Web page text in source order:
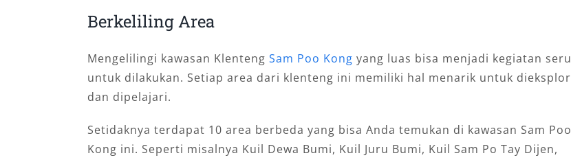
Berkeliling Area
Mengelilingi kawasan Klenteng Sam Poo Kong yang luas bisa menjadi kegiatan seru
untuk dilakukan. Setiap area dari klenteng ini memiliki hal menarik untuk dieksplor
dan dipelajari.
Setidaknya terdapat 10 area berbeda yang bisa Anda temukan di kawasan Sam Poo
Kong ini. Seperti misalnya Kuil Dewa Bumi, Kuil Juru Bumi, Kuil Sam Po Tay Dijen,